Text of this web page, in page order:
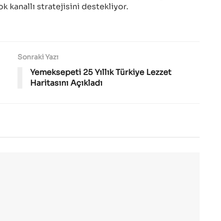
kanallı stratejisini destekliyor.
Sonraki Yazı
Yemeksepeti 25 Yıllık Türkiye Lezzet
Haritasını Açıkladı